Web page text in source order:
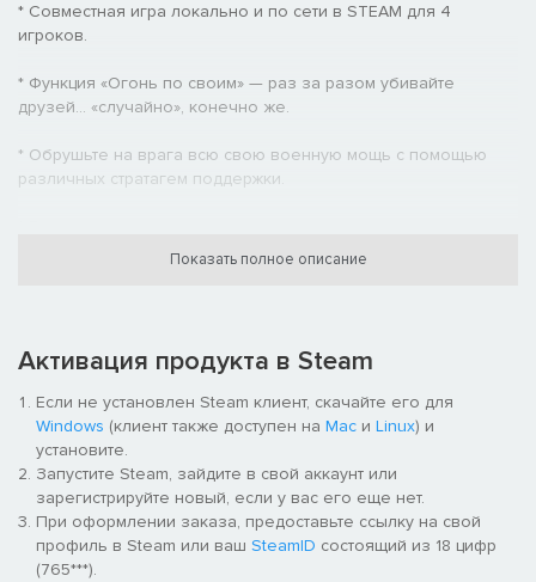
* Совместная игра локально и по сети в STEAM для 4
игроков.
* Функция «Огонь по своим» — раз за разом убивайте
друзей… «случайно», конечно же.
* Обрушьте на врага всю свою военную мощь с помощью
различных стратагем поддержки.
Показать полное описание
Активация продукта в Steam
Если не установлен Steam клиент, скачайте его для
Windows (клиент также доступен на Mac и Linux) и
установите.
Запустите Steam, зайдите в свой аккаунт или
зарегистрируйте новый, если у вас его еще нет.
При оформлении заказа, предоставьте ссылку на свой
профиль в Steam или ваш SteamID состоящий из 18 цифр
(765***).